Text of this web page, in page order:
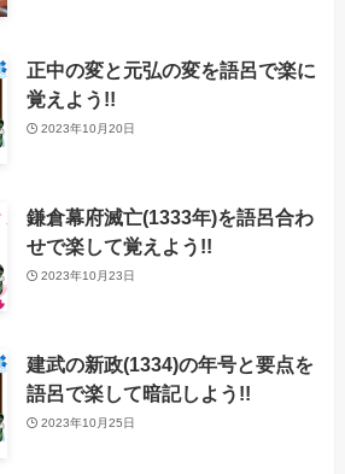
正中の変と元弘の変を語呂で楽に
覚えよう!!
2023年10月20日
鎌倉幕府滅亡(1333年)を語呂合わ
せで楽して覚えよう!!
2023年10月23日
建武の新政(1334)の年号と要点を
語呂で楽して暗記しよう!!
2023年10月25日